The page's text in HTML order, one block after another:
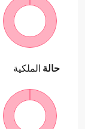
حالة الملكية